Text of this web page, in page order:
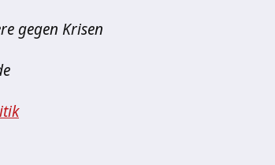
gegen Krisen